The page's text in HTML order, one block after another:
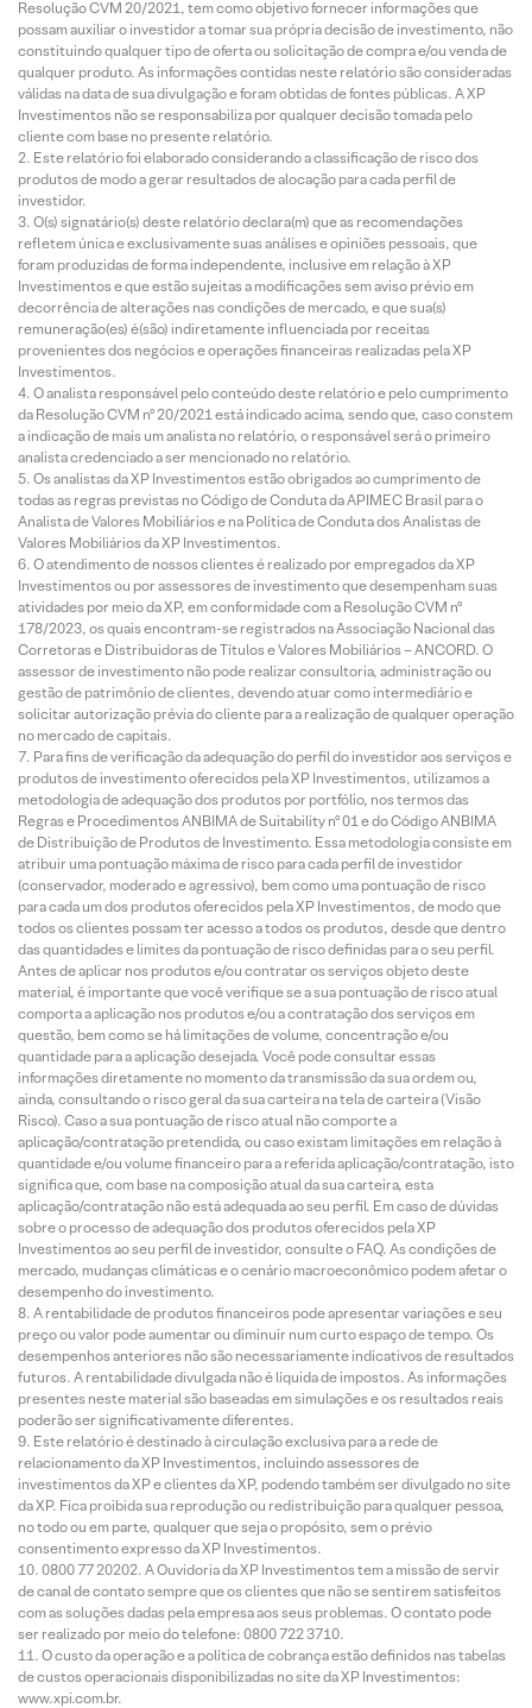
Resolução CVM 20/2021, tem como objetivo fornecer informações que
possam auxiliar o investidor a tomar sua própria decisão de investimento, não
constituindo qualquer tipo de oferta ou solicitação de compra e/ou venda de
qualquer produto. As informações contidas neste relatório são consideradas
válidas na data de sua divulgação e foram obtidas de fontes públicas. A XP
Investimentos não se responsabiliza por qualquer decisão tomada pelo
cliente com base no presente relatório.
Este relatório foi elaborado considerando a classificação de risco dos
produtos de modo a gerar resultados de alocação para cada perfil de
investidor.
O(s) signatário(s) deste relatório declara(m) que as recomendações
refletem única e exclusivamente suas análises e opiniões pessoais, que
foram produzidas de forma independente, inclusive em relação à XP
Investimentos e que estão sujeitas a modificações sem aviso prévio em
decorrência de alterações nas condições de mercado, e que sua(s)
remuneração(es) é(são) indiretamente influenciada por receitas
provenientes dos negócios e operações financeiras realizadas pela XP
Investimentos.
O analista responsável pelo conteúdo deste relatório e pelo cumprimento
da Resolução CVM nº 20/2021 está indicado acima, sendo que, caso constem
a indicação de mais um analista no relatório, o responsável será o primeiro
analista credenciado a ser mencionado no relatório.
Os analistas da XP Investimentos estão obrigados ao cumprimento de
todas as regras previstas no Código de Conduta da APIMEC Brasil para o
Analista de Valores Mobiliários e na Política de Conduta dos Analistas de
Valores Mobiliários da XP Investimentos.
O atendimento de nossos clientes é realizado por empregados da XP
Investimentos ou por assessores de investimento que desempenham suas
atividades por meio da XP, em conformidade com a Resolução CVM nº
178/2023, os quais encontram-se registrados na Associação Nacional das
Corretoras e Distribuidoras de Títulos e Valores Mobiliários – ANCORD. O
assessor de investimento não pode realizar consultoria, administração ou
gestão de patrimônio de clientes, devendo atuar como intermediário e
solicitar autorização prévia do cliente para a realização de qualquer operação
no mercado de capitais.
Para fins de verificação da adequação do perfil do investidor aos serviços e
produtos de investimento oferecidos pela XP Investimentos, utilizamos a
metodologia de adequação dos produtos por portfólio, nos termos das
Regras e Procedimentos ANBIMA de Suitability nº 01 e do Código ANBIMA
de Distribuição de Produtos de Investimento. Essa metodologia consiste em
atribuir uma pontuação máxima de risco para cada perfil de investidor
(conservador, moderado e agressivo), bem como uma pontuação de risco
para cada um dos produtos oferecidos pela XP Investimentos, de modo que
todos os clientes possam ter acesso a todos os produtos, desde que dentro
das quantidades e limites da pontuação de risco definidas para o seu perfil.
Antes de aplicar nos produtos e/ou contratar os serviços objeto deste
material, é importante que você verifique se a sua pontuação de risco atual
comporta a aplicação nos produtos e/ou a contratação dos serviços em
questão, bem como se há limitações de volume, concentração e/ou
quantidade para a aplicação desejada. Você pode consultar essas
informações diretamente no momento da transmissão da sua ordem ou,
ainda, consultando o risco geral da sua carteira na tela de carteira (Visão
Risco). Caso a sua pontuação de risco atual não comporte a
aplicação/contratação pretendida, ou caso existam limitações em relação à
quantidade e/ou volume financeiro para a referida aplicação/contratação, isto
significa que, com base na composição atual da sua carteira, esta
aplicação/contratação não está adequada ao seu perfil. Em caso de dúvidas
sobre o processo de adequação dos produtos oferecidos pela XP
Investimentos ao seu perfil de investidor, consulte o FAQ. As condições de
mercado, mudanças climáticas e o cenário macroeconômico podem afetar o
desempenho do investimento.
A rentabilidade de produtos financeiros pode apresentar variações e seu
preço ou valor pode aumentar ou diminuir num curto espaço de tempo. Os
desempenhos anteriores não são necessariamente indicativos de resultados
futuros. A rentabilidade divulgada não é líquida de impostos. As informações
presentes neste material são baseadas em simulações e os resultados reais
poderão ser significativamente diferentes.
Este relatório é destinado à circulação exclusiva para a rede de
relacionamento da XP Investimentos, incluindo assessores de
investimentos da XP e clientes da XP, podendo também ser divulgado no site
da XP. Fica proibida sua reprodução ou redistribuição para qualquer pessoa,
no todo ou em parte, qualquer que seja o propósito, sem o prévio
consentimento expresso da XP Investimentos.
0800 77 20202. A Ouvidoria da XP Investimentos tem a missão de servir
de canal de contato sempre que os clientes que não se sentirem satisfeitos
com as soluções dadas pela empresa aos seus problemas. O contato pode
ser realizado por meio do telefone: 0800 722 3710.
O custo da operação e a política de cobrança estão definidos nas tabelas
de custos operacionais disponibilizadas no site da XP Investimentos:
www.xpi.com.br.